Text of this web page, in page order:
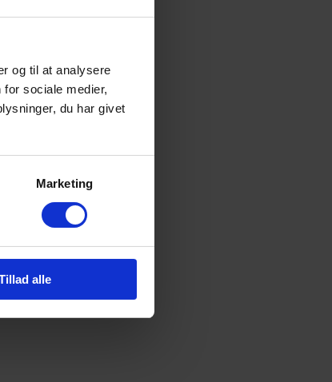
og til at analysere
sociale medier,
du har givet
Marketing
alle